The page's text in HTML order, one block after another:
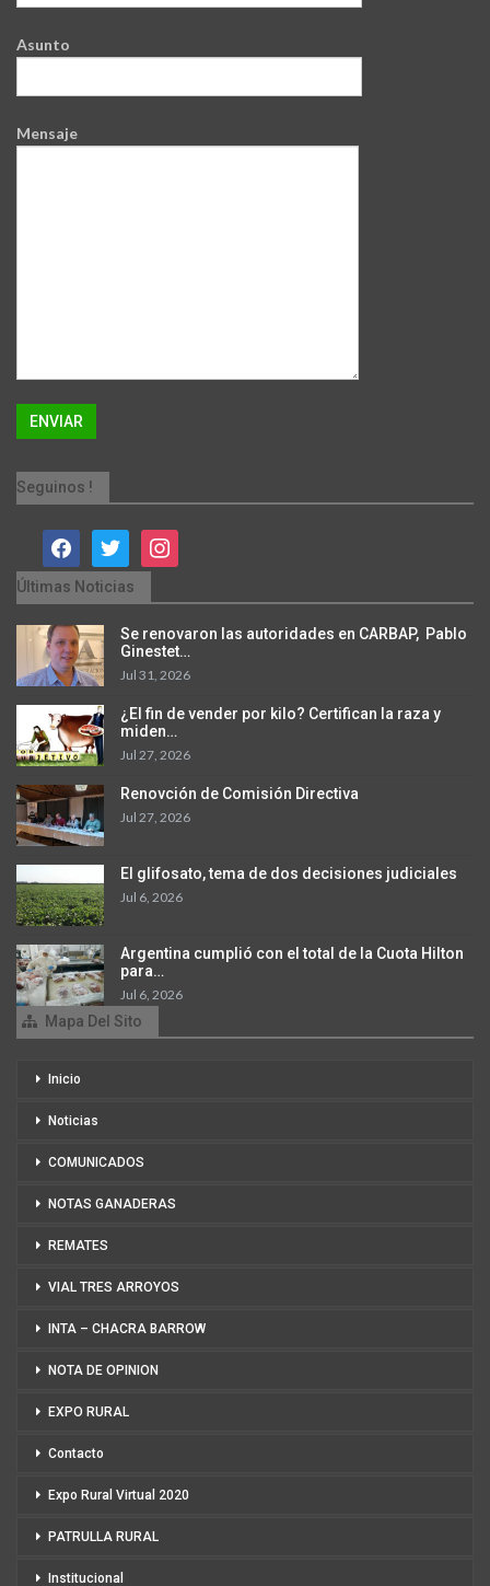
Asunto
Mensaje
Seguinos !
facebooktwitter instagram
Últimas Noticias
Se renovaron las autoridades en CARBAP, Pablo
Ginestet…
Jul 31, 2026
¿El fin de vender por kilo? Certifican la raza y
miden…
Jul 27, 2026
Renovción de Comisión Directiva
Jul 27, 2026
El glifosato, tema de dos decisiones judiciales
Jul 6, 2026
Argentina cumplió con el total de la Cuota Hilton
para…
Jul 6, 2026
Mapa Del Sito
Inicio
Noticias
COMUNICADOS
NOTAS GANADERAS
REMATES
VIAL TRES ARROYOS
INTA – CHACRA BARROW
NOTA DE OPINION
EXPO RURAL
Contacto
Expo Rural Virtual 2020
PATRULLA RURAL
Institucional